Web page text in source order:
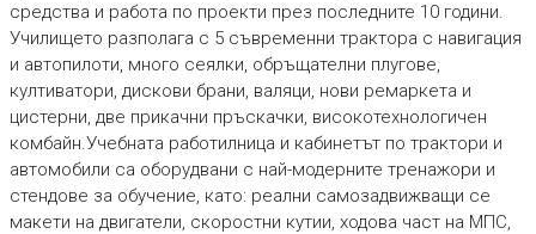
средства и работа по проекти през последните 10 години.
Училището разполага с 5 съвременни трактора с навигация
и автопилоти, много сеялки, обръщателни плугове,
култиватори, дискови брани, валяци, нови ремаркета и
цистерни, две прикачни пръскачки, високотехнологичен
комбайн.Учебната работилница и кабинетът по трактори и
автомобили са оборудвани с най-модерните тренажори и
стендове за обучение, като: реални самозадвижващи се
макети на двигатели, скоростни кутии, ходова част на МПС,